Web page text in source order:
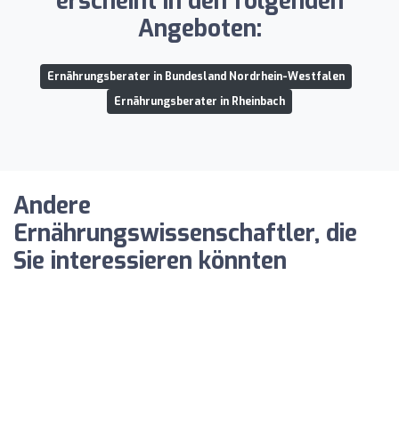
Angeboten:
Ernährungsberater in Bundesland Nordrhein-Westfalen
Ernährungsberater in Rheinbach
Andere
Ernährungswissenschaftler, die
Sie interessieren könnten